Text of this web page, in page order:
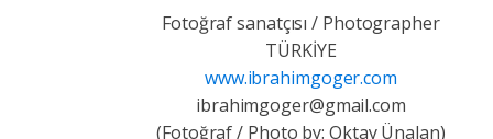
Fotoğraf sanatçısı / Photographer
TÜRKİYE
www.ibrahimgoger.com
ibrahimgoger@gmail.com
(Fotoğraf / Photo by: Oktay Ünalan)